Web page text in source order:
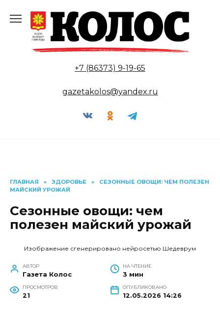
содержанию
+7 (86373) 9-19-65
gazetakolos@yandex.ru
ГЛАВНАЯ » ЗДОРОВЬЕ »
СЕЗОННЫЕ ОВОЩИ: ЧЕМ ПОЛЕЗЕН
МАЙСКИЙ УРОЖАЙ
Сезонные овощи: чем
полезен майский урожай
Изображение сгенерировано нейросетью Шедеврум
АВТОР
Газета Колос
НА ЧТЕНИЕ
3 мин
ПРОСМОТРОВ
21
ОПУБЛИКОВАНО
12.05.2026 14:26